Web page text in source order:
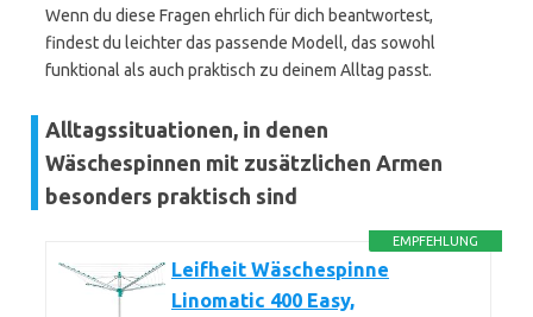
Wenn du diese Fragen ehrlich für dich beantwortest,
findest du leichter das passende Modell, das sowohl
funktional als auch praktisch zu deinem Alltag passt.
Alltagssituationen, in denen
Wäschespinnen mit zusätzlichen Armen
besonders praktisch sind
EMPFEHLUNG
Leifheit Wäschespinne
Linomatic 400 Easy,